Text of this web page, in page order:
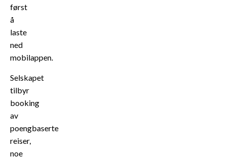
først
å
laste
ned
mobilappen.
Selskapet
tilbyr
booking
av
poengbaserte
reiser,
noe